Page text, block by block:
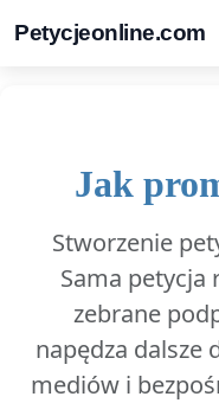
Petycjeonline.com
Jak
Stworzenie
Sama petycja
zebrane
napędza dalsze
mediów i